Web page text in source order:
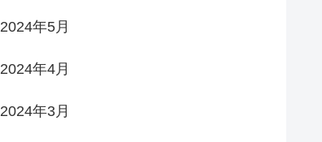
2024年5月
2024年4月
2024年3月